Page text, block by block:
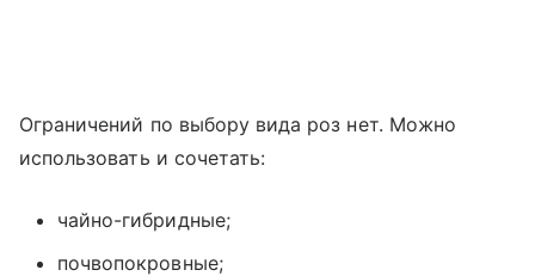
Ограничений по выбору вида роз нет. Можно
использовать и сочетать:
чайно-гибридные;
почвопокровные;